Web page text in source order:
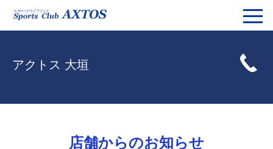
アクトス 大垣
店舗からのお知らせ